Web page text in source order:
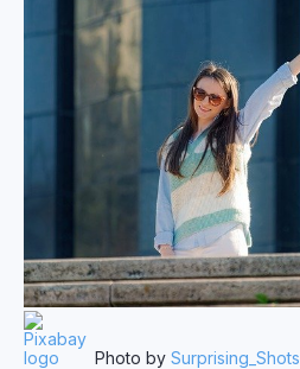
Photo by Surprising_Shots